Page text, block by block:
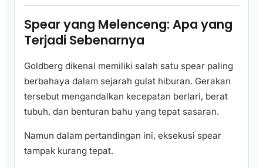
Spear yang Melenceng: Apa yang
Terjadi Sebenarnya
Goldberg dikenal memiliki salah satu spear paling
berbahaya dalam sejarah gulat hiburan. Gerakan
tersebut mengandalkan kecepatan berlari, berat
tubuh, dan benturan bahu yang tepat sasaran.
Namun dalam pertandingan ini, eksekusi spear
tampak kurang tepat.